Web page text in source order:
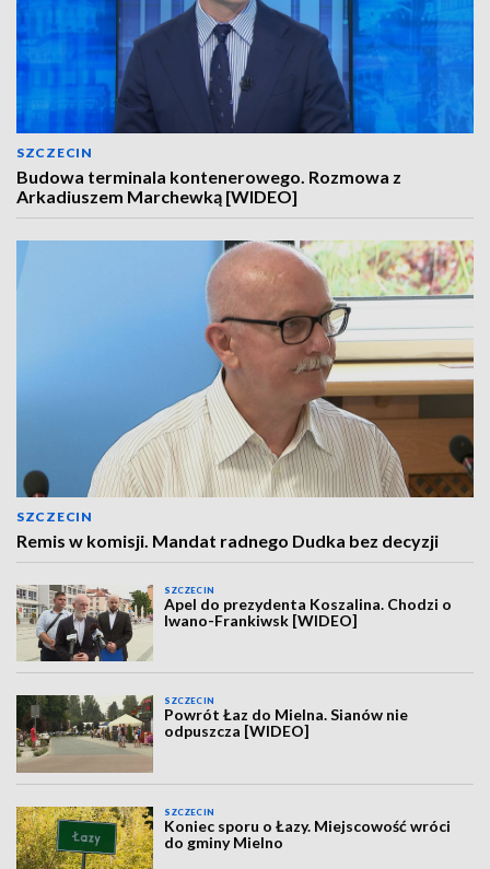
SZCZECIN
Budowa terminala kontenerowego. Rozmowa z
Arkadiuszem Marchewką [WIDEO]
SZCZECIN
Remis w komisji. Mandat radnego Dudka bez decyzji
SZCZECIN
Apel do prezydenta Koszalina. Chodzi o
Iwano-Frankiwsk [WIDEO]
SZCZECIN
Powrót Łaz do Mielna. Sianów nie
odpuszcza [WIDEO]
SZCZECIN
Koniec sporu o Łazy. Miejscowość wróci
do gminy Mielno